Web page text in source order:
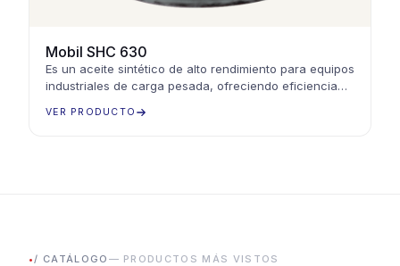
Mobil SHC 630
Es un aceite sintético de alto rendimiento para equipos
industriales de carga pesada, ofreciendo eficiencia
VER PRODUCTO
• / CATÁLOGO — PRODUCTOS MÁS VISTOS